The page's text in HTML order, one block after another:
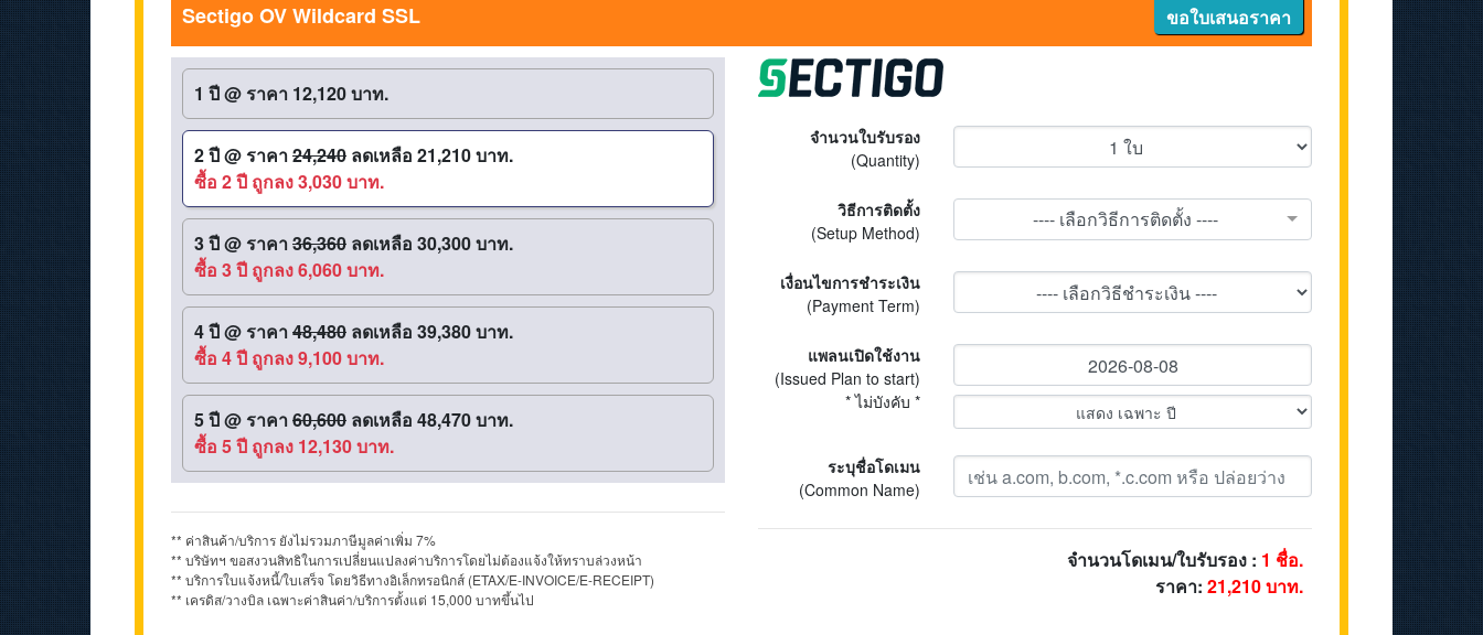
ขอใบเสนอราคา
Sectigo OV Wildcard SSL
1 ปี@ ราคา 12,120 บาท.
2 ปี@ ราคา24,240 ลดเหลือ 21,210 บาท.
ซื้อ 2 ปี ถูกลง 3,030 บาท.
3 ปี@ ราคา36,360 ลดเหลือ 30,300 บาท.
ซื้อ 3 ปี ถูกลง 6,060 บาท.
4 ปี@ ราคา48,480 ลดเหลือ 39,380 บาท.
ซื้อ 4 ปี ถูกลง 9,100 บาท.
5 ปี@ ราคา60,600 ลดเหลือ 48,470 บาท.
ซื้อ 5 ปี ถูกลง 12,130 บาท.
** ค่าสินค้า/บริการ ยังไม่รวมภาษีมูลค่าเพิ่ม 7%
** บริษัทฯ ขอสงวนสิทธิในการเปลี่ยนแปลงค่าบริการโดยไม่ต้องแจ้งให้ทราบล่วงหน้า
** บริการใบแจ้งหนี้/ใบเสร็จ โดยวิธีทางอิเล็กทรอนิกส์ (ETAX/E-INVOICE/E-RECEIPT)
** เครดิส/วางบิล เฉพาะค่าสินค่า/บริการตั้งแต่ 15,000 บาทขึ้นไป
จำนวนใบรับรอง
(Quantity)
วิธีการติดตั้ง
(Setup Method)
---- เลือกวิธีการติดตั้ง ----
เงื่อนไขการชำระเงิน
(Payment Term)
แพลนเปิดใช้งาน
(Issued Plan to start)
* ไม่บังคับ *
ระบุชื่อโดเมน
(Common Name)
จำนวนโดเมน/ใบรับรอง : 1 ชื่อ.
ราคา: 21,210บาท.